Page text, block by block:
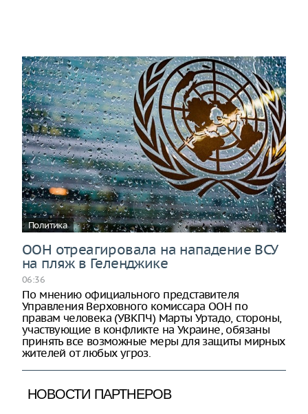
Политика
ООН отреагировала на нападение ВСУ
на пляж в Геленджике
06:36
По мнению официального представителя
Управления Верховного комиссара ООН по
правам человека (УВКПЧ) Марты Уртадо, стороны,
участвующие в конфликте на Украине, обязаны
принять все возможные меры для защиты мирных
жителей от любых угроз.